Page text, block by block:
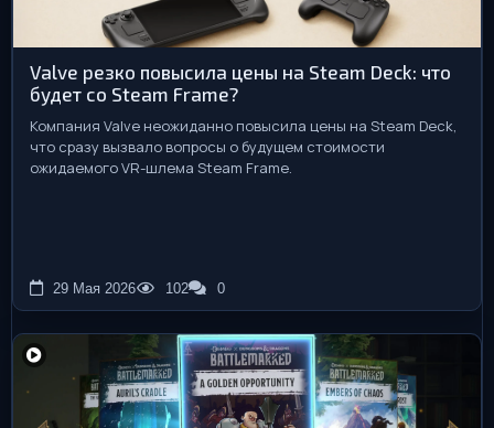
Valve резко повысила цены на Steam Deck: что
будет со Steam Frame?
Компания Valve неожиданно повысила цены на Steam Deck,
что сразу вызвало вопросы о будущем стоимости
ожидаемого VR-шлема Steam Frame.
29 Мая 2026 102 0